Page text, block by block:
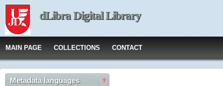
dLibra Digital Library
MAIN PAGE COLLECTIONS CONTACT
Metadata languages